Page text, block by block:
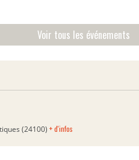
Voir tous les événements
(24100) + d'infos